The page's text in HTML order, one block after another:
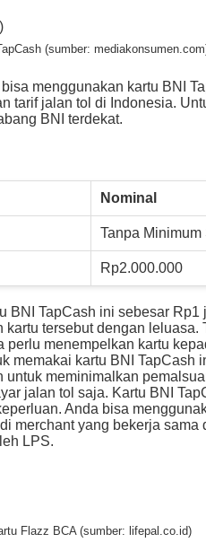
(sumber:
menggunakan kartu BNI
tarif jalan tol di Indonesia.
BNI terdekat.
Nominal
Tanpa
Rp2.000.000
BNI TapCash ini sebesar
tersebut dengan
menempelkan kartu
memakai kartu BNI TapCash
meminimalkan
jalan tol saja. Kartu BNI
Anda bisa
merchant yang bekerja sama
LPS.
Flazz BCA (sumber: lifepal.co.id)